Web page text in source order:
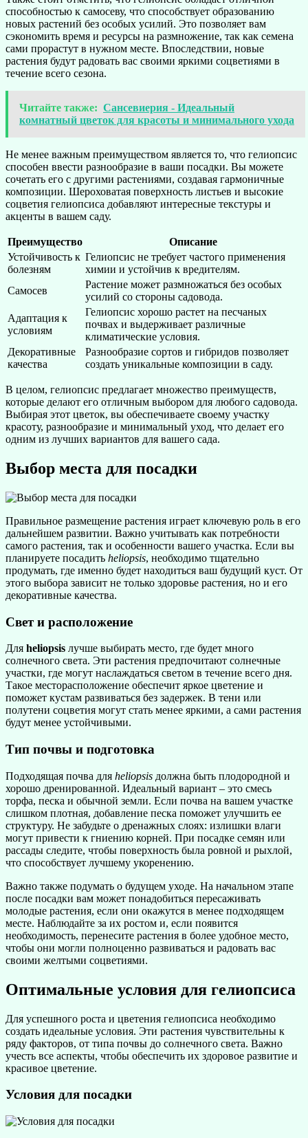
способностью к самосеву, что способствует образованию
новых растений без особых усилий. Это позволяет вам
сэкономить время и ресурсы на размножение, так как семена
сами прорастут в нужном месте. Впоследствии, новые
растения будут радовать вас своими яркими соцветиями в
течение всего сезона.
Читайте также: Сансевиерия - Идеальный
комнатный цветок для красоты и минимального ухода
Не менее важным преимуществом является то, что гелиопсис
способен ввести разнообразие в ваши посадки. Вы можете
сочетать его с другими растениями, создавая гармоничные
композиции. Шероховатая поверхность листьев и высокие
соцветия гелиопсиса добавляют интересные текстуры и
акценты в вашем саду.
Преимущество
Описание
Устойчивость к
болезням
Гелиопсис не требует частого применения
химии и устойчив к вредителям.
Самосев
Растение может размножаться без особых
усилий со стороны садовода.
Адаптация к
условиям
Гелиопсис хорошо растет на песчаных
почвах и выдерживает различные
климатические условия.
Декоративные
качества
Разнообразие сортов и гибридов позволяет
создать уникальные композиции в саду.
В целом, гелиопсис предлагает множество преимуществ,
которые делают его отличным выбором для любого садовода.
Выбирая этот цветок, вы обеспечиваете своему участку
красоту, разнообразие и минимальный уход, что делает его
одним из лучших вариантов для вашего сада.
Выбор места для посадки
Правильное размещение растения играет ключевую роль в его
дальнейшем развитии. Важно учитывать как потребности
самого растения, так и особенности вашего участка. Если вы
планируете посадить heliopsis, необходимо тщательно
продумать, где именно будет находиться ваш будущий куст. От
этого выбора зависит не только здоровье растения, но и его
декоративные качества.
Свет и расположение
Для heliopsis лучше выбирать место, где будет много
солнечного света. Эти растения предпочитают солнечные
участки, где могут наслаждаться светом в течение всего дня.
Такое месторасположение обеспечит яркое цветение и
поможет кустам развиваться без задержек. В тени или
полутени соцветия могут стать менее яркими, а сами растения
будут менее устойчивыми.
Тип почвы и подготовка
Подходящая почва для heliopsis должна быть плодородной и
хорошо дренированной. Идеальный вариант – это смесь
торфа, песка и обычной земли. Если почва на вашем участке
слишком плотная, добавление песка поможет улучшить ее
структуру. Не забудьте о дренажных слоях: излишки влаги
могут привести к гниению корней. При посадке семян или
рассады следите, чтобы поверхность была ровной и рыхлой,
что способствует лучшему укоренению.
Важно также подумать о будущем уходе. На начальном этапе
после посадки вам может понадобиться пересаживать
молодые растения, если они окажутся в менее подходящем
месте. Наблюдайте за их ростом и, если появится
необходимость, перенесите растения в более удобное место,
чтобы они могли полноценно развиваться и радовать вас
своими желтыми соцветиями.
Оптимальные условия для гелиопсиса
Для успешного роста и цветения гелиопсиса необходимо
создать идеальные условия. Эти растения чувствительны к
ряду факторов, от типа почвы до солнечного света. Важно
учесть все аспекты, чтобы обеспечить их здоровое развитие и
красивое цветение.
Условия для посадки